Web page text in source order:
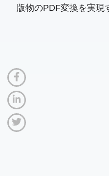
版物のPDF変換を実現